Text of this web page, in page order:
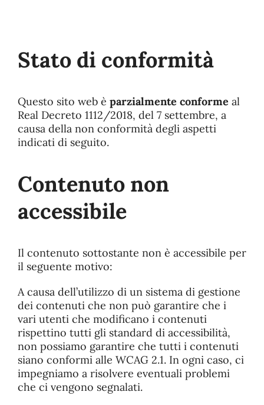
Stato di conformità
Questo sito web è parzialmente conforme al
Real Decreto 1112/2018, del 7 settembre, a
causa della non conformità degli aspetti
indicati di seguito.
Contenuto non
accessibile
Il contenuto sottostante non è accessibile per
il seguente motivo:
A causa dell’utilizzo di un sistema di gestione
dei contenuti che non può garantire che i
vari utenti che modificano i contenuti
rispettino tutti gli standard di accessibilità,
non possiamo garantire che tutti i contenuti
siano conformi alle WCAG 2.1. In ogni caso, ci
impegniamo a risolvere eventuali problemi
che ci vengono segnalati.